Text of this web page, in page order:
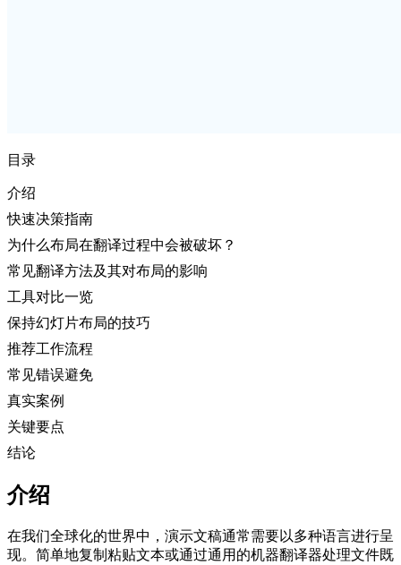
目录
介绍
快速决策指南
为什么布局在翻译过程中会被破坏？
常见翻译方法及其对布局的影响
工具对比一览
保持幻灯片布局的技巧
推荐工作流程
常见错误避免
真实案例
关键要点
结论
介绍
在我们全球化的世界中，演示文稿通常需要以多种语言进行呈
现。简单地复制粘贴文本或通过通用的机器翻译器处理文件既